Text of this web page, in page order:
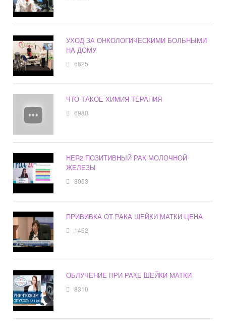
УХОД ЗА ОНКОЛОГИЧЕСКИМИ БОЛЬНЫМИ
НА ДОМУ
6825
ЧТО ТАКОЕ ХИМИЯ ТЕРАПИЯ
6980
HER2 ПОЗИТИВНЫЙ РАК МОЛОЧНОЙ
ЖЕЛЕЗЫ
8053
ПРИВИВКА ОТ РАКА ШЕЙКИ МАТКИ ЦЕНА
1462
ОБЛУЧЕНИЕ ПРИ РАКЕ ШЕЙКИ МАТКИ
8310